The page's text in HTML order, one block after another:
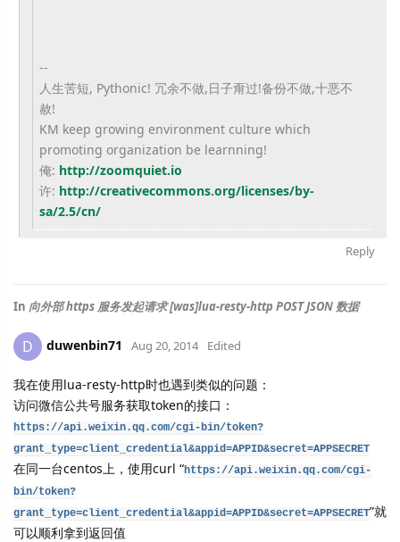
--
人生苦短, Pythonic! 冗余不做,日子甭过!备份不做,十恶不
赦!
KM keep growing environment culture which
promoting organization be learnning!
俺: http://zoomquiet.io
许: http://creativecommons.org/licenses/by-
sa/2.5/cn/
Reply
In 向外部 https 服务发起请求 [was]lua-resty-http POST JSON 数据
D duwenbin71 Aug 20, 2014 Edited
我在使用lua-resty-http时也遇到类似的问题：
访问微信公共号服务获取token的接口：
https://api.weixin.qq.com/cgi-bin/token?
grant_type=client_credential&appid=APPID&secret=APPSECRET
在同一台centos上，使用curl “https://api.weixin.qq.com/cgi-
bin/token?
grant_type=client_credential&appid=APPID&secret=APPSECRET”就
可以顺利拿到返回值